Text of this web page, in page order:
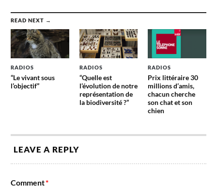
READ NEXT →
RADIOS
“Le vivant sous
l’objectif”
RADIOS
“Quelle est
l’évolution de notre
représentation de
la biodiversité ?”
RADIOS
Prix littéraire 30
millions d’amis,
chacun cherche
son chat et son
chien
LEAVE A REPLY
Comment*